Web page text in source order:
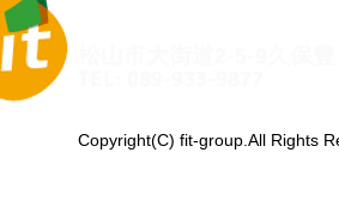
Copyright(C) fit-group.All Rights